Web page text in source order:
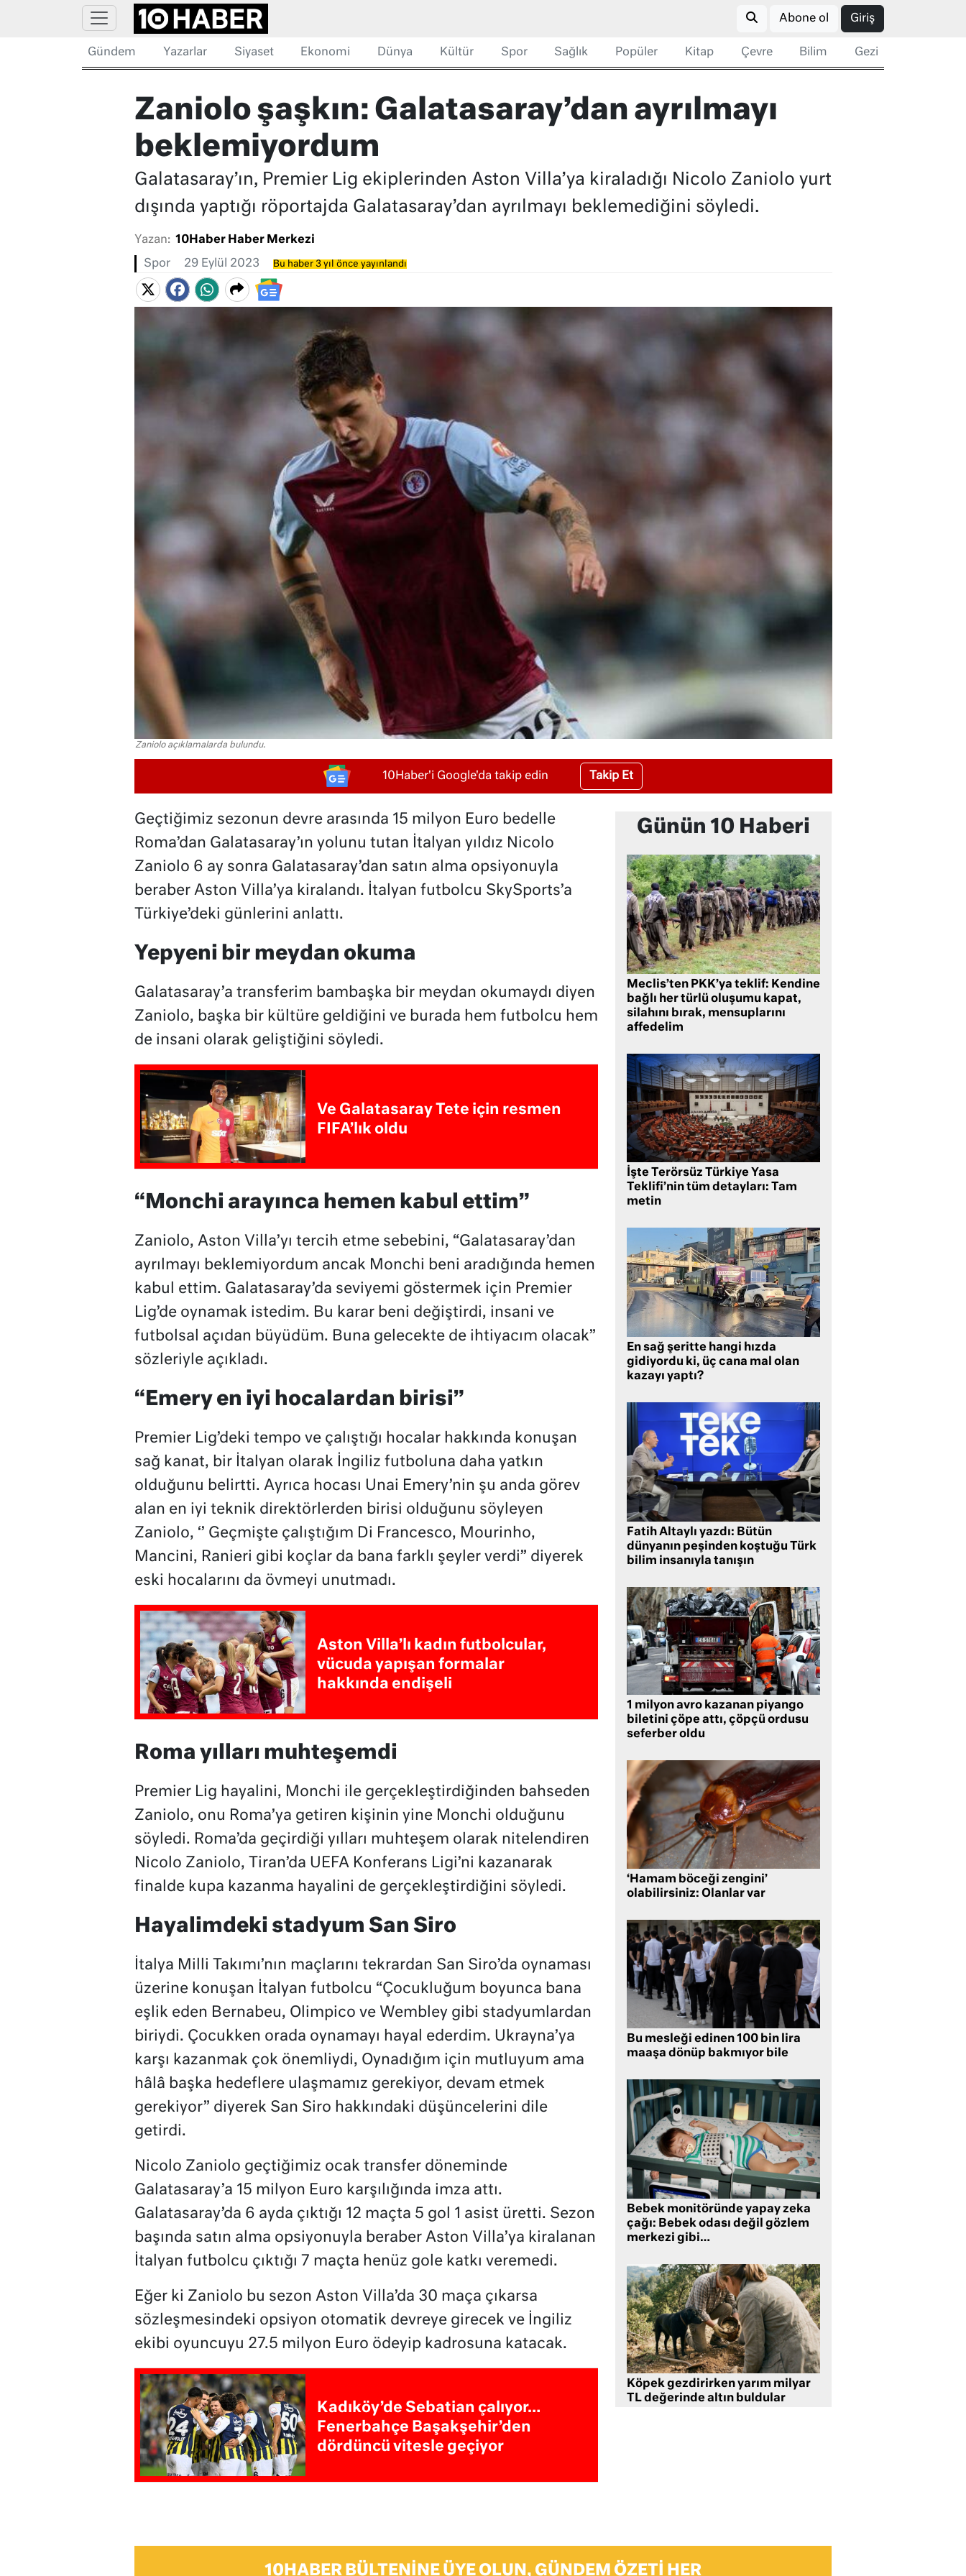
Abone ol Giriş
Gündem Yazarlar Siyaset Ekonomi Dünya Kültür Spor Sağlık Popüler Kitap Çevre Bilim Gezi
Zaniolo şaşkın: Galatasaray’dan ayrılmayı
beklemiyordum
Galatasaray’ın, Premier Lig ekiplerinden Aston Villa’ya kiraladığı Nicolo Zaniolo yurt
dışında yaptığı röportajda Galatasaray’dan ayrılmayı beklemediğini söyledi.
Yazan: 10Haber Haber Merkezi
Spor 29 Eylül 2023 Bu haber 3 yıl önce yayınlandı
Zaniolo açıklamalarda bulundu.
10Haber'i Google'da takip edin Takip Et
Geçtiğimiz sezonun devre arasında 15 milyon Euro bedelle
Roma’dan Galatasaray’ın yolunu tutan İtalyan yıldız Nicolo
Zaniolo 6 ay sonra Galatasaray’dan satın alma opsiyonuyla
beraber Aston Villa’ya kiralandı. İtalyan futbolcu SkySports’a
Türkiye’deki günlerini anlattı.
Yepyeni bir meydan okuma
Galatasaray’a transferim bambaşka bir meydan okumaydı diyen
Zaniolo, başka bir kültüre geldiğini ve burada hem futbolcu hem
de insani olarak geliştiğini söyledi.
Ve Galatasaray Tete için resmen
FIFA’lık oldu
“Monchi arayınca hemen kabul ettim”
Zaniolo, Aston Villa’yı tercih etme sebebini, “Galatasaray’dan
ayrılmayı beklemiyordum ancak Monchi beni aradığında hemen
kabul ettim. Galatasaray’da seviyemi göstermek için Premier
Lig’de oynamak istedim. Bu karar beni değiştirdi, insani ve
futbolsal açıdan büyüdüm. Buna gelecekte de ihtiyacım olacak”
sözleriyle açıkladı.
“Emery en iyi hocalardan birisi”
Premier Lig’deki tempo ve çalıştığı hocalar hakkında konuşan
sağ kanat, bir İtalyan olarak İngiliz futboluna daha yatkın
olduğunu belirtti. Ayrıca hocası Unai Emery’nin şu anda görev
alan en iyi teknik direktörlerden birisi olduğunu söyleyen
Zaniolo, ‘’ Geçmişte çalıştığım Di Francesco, Mourinho,
Mancini, Ranieri gibi koçlar da bana farklı şeyler verdi” diyerek
eski hocalarını da övmeyi unutmadı.
Aston Villa’lı kadın futbolcular,
vücuda yapışan formalar
hakkında endişeli
Roma yılları muhteşemdi
Premier Lig hayalini, Monchi ile gerçekleştirdiğinden bahseden
Zaniolo, onu Roma’ya getiren kişinin yine Monchi olduğunu
söyledi. Roma’da geçirdiği yılları muhteşem olarak nitelendiren
Nicolo Zaniolo, Tiran’da UEFA Konferans Ligi’ni kazanarak
finalde kupa kazanma hayalini de gerçekleştirdiğini söyledi.
Hayalimdeki stadyum San Siro
İtalya Milli Takımı’nın maçlarını tekrardan San Siro’da oynaması
üzerine konuşan İtalyan futbolcu “Çocukluğum boyunca bana
eşlik eden Bernabeu, Olimpico ve Wembley gibi stadyumlardan
biriydi. Çocukken orada oynamayı hayal ederdim. Ukrayna’ya
karşı kazanmak çok önemliydi, Oynadığım için mutluyum ama
hâlâ başka hedeflere ulaşmamız gerekiyor, devam etmek
gerekiyor” diyerek San Siro hakkındaki düşüncelerini dile
getirdi.
Nicolo Zaniolo geçtiğimiz ocak transfer döneminde
Galatasaray’a 15 milyon Euro karşılığında imza attı.
Galatasaray’da 6 ayda çıktığı 12 maçta 5 gol 1 asist üretti. Sezon
başında satın alma opsiyonuyla beraber Aston Villa’ya kiralanan
İtalyan futbolcu çıktığı 7 maçta henüz gole katkı veremedi.
Eğer ki Zaniolo bu sezon Aston Villa’da 30 maça çıkarsa
sözleşmesindeki opsiyon otomatik devreye girecek ve İngiliz
ekibi oyuncuyu 27.5 milyon Euro ödeyip kadrosuna katacak.
Kadıköy’de Sebatian çalıyor…
Fenerbahçe Başakşehir’den
dördüncü vitesle geçiyor
Günün 10 Haberi
Meclis’ten PKK’ya teklif: Kendine
bağlı her türlü oluşumu kapat,
silahını bırak, mensuplarını
affedelim
İşte Terörsüz Türkiye Yasa
Teklifi’nin tüm detayları: Tam
metin
En sağ şeritte hangi hızda
gidiyordu ki, üç cana mal olan
kazayı yaptı?
Fatih Altaylı yazdı: Bütün
dünyanın peşinden koştuğu Türk
bilim insanıyla tanışın
1 milyon avro kazanan piyango
biletini çöpe attı, çöpçü ordusu
seferber oldu
‘Hamam böceği zengini’
olabilirsiniz: Olanlar var
Bu mesleği edinen 100 bin lira
maaşa dönüp bakmıyor bile
Bebek monitöründe yapay zeka
çağı: Bebek odası değil gözlem
merkezi gibi…
Köpek gezdirirken yarım milyar
TL değerinde altın buldular
10HABER BÜLTENINE ÜYE OLUN, GÜNDEM ÖZETI HER